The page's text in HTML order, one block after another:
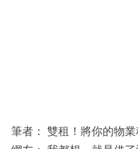
筆者： 雙租！將你的物